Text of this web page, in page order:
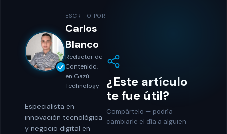
ESCRITO POR
Carlos
Blanco
Redactor de
Contenido,
en Gazú
Technology
Especialista en
innovación tecnológica
y negocio digital en
¿Este artículo
te fue útil?
Compártelo — podría
cambiarle el día a alguien